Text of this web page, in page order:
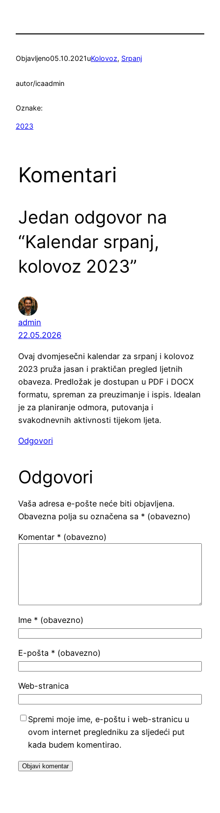
Objavljeno05.10.2021uKolovoz, Srpanj
autor/icaadmin
Oznake:
2023
Komentari
Jedan odgovor na
“Kalendar srpanj,
kolovoz 2023”
admin
22.05.2026
Ovaj dvomjesečni kalendar za srpanj i kolovoz
2023 pruža jasan i praktičan pregled ljetnih
obaveza. Predložak je dostupan u PDF i DOCX
formatu, spreman za preuzimanje i ispis. Idealan
je za planiranje odmora, putovanja i
svakodnevnih aktivnosti tijekom ljeta.
Odgovori
Odgovori
Vaša adresa e-pošte neće biti objavljena.
Obavezna polja su označena sa * (obavezno)
Komentar * (obavezno)
Ime * (obavezno)
E-pošta * (obavezno)
Web-stranica
Spremi moje ime, e-poštu i web-stranicu u
ovom internet pregledniku za sljedeći put
kada budem komentirao.